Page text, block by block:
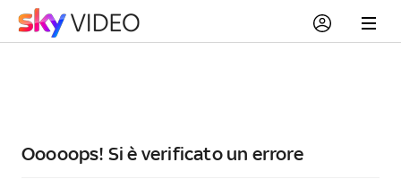
Ooooops! Si è verificato un errore